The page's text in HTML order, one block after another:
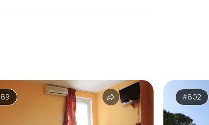
#802